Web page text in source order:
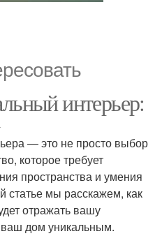
интерьер:
— это не просто выбор
которое требует
пространства и умения
статье мы расскажем, как
отражать вашу
ваш дом уникальным.